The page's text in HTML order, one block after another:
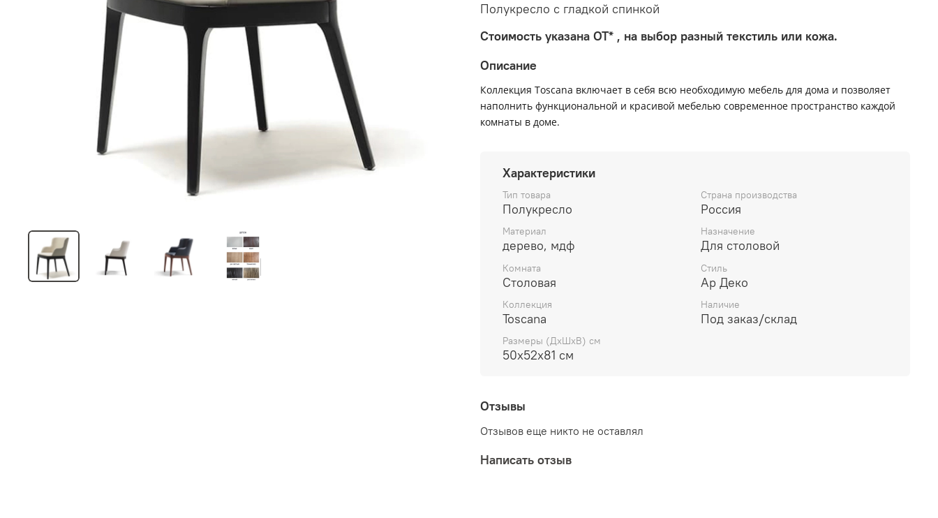
Полукресло с гладкой спинкой
Стоимость указана ОТ* , на выбор разный текстиль или кожа.
Описание
Коллекция Тoscana включает в себя всю необходимую мебель для дома и позволяет
наполнить функциональной и красивой мебелью современное пространство каждой
комнаты в доме.
Характеристики
Тип товара
Полукресло
Страна производства
Россия
Материал
дерево, мдф
Назначение
Для столовой
Комната
Столовая
Стиль
Ар Деко
Коллекция
Toscana
Наличие
Под заказ/склад
Размеры (ДхШхВ) см
50х52х81 см
Отзывы
Отзывов еще никто не оставлял
Написать отзыв